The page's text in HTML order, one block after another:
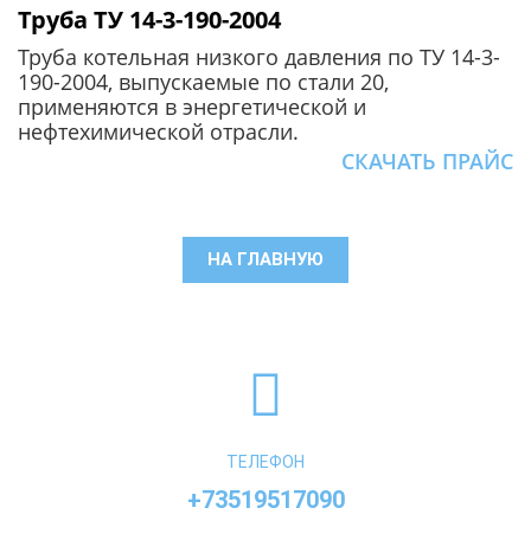
Труба ТУ 14-3-190-2004
Труба котельная низкого давления по ТУ 14-3-
190-2004, выпускаемые по стали 20,
применяются в энергетической и
нефтехимической отрасли.
СКАЧАТЬ ПРАЙС
НА ГЛАВНУЮ
ТЕЛЕФОН
+73519517090